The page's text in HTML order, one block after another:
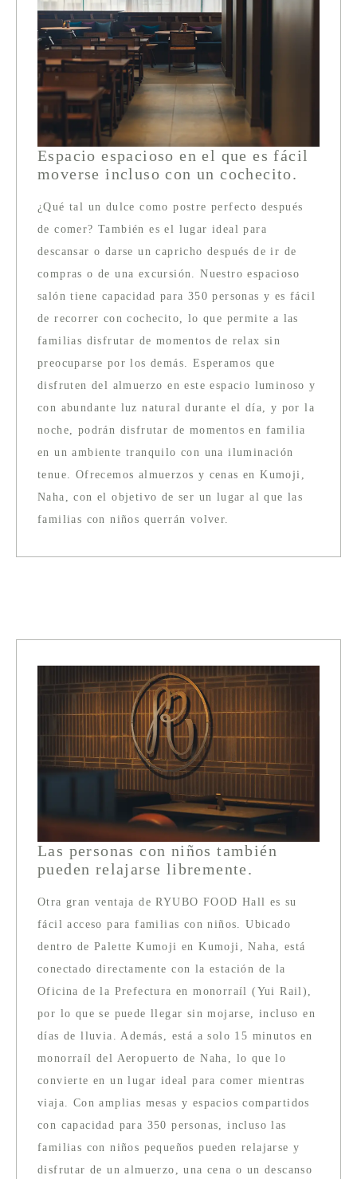
Espacio espacioso en el que es fácil
moverse incluso con un cochecito.
¿Qué tal un dulce como postre perfecto después
de comer? También es el lugar ideal para
descansar o darse un capricho después de ir de
compras o de una excursión. Nuestro espacioso
salón tiene capacidad para 350 personas y es fácil
de recorrer con cochecito, lo que permite a las
familias disfrutar de momentos de relax sin
preocuparse por los demás. Esperamos que
disfruten del almuerzo en este espacio luminoso y
con abundante luz natural durante el día, y por la
noche, podrán disfrutar de momentos en familia
en un ambiente tranquilo con una iluminación
tenue. Ofrecemos almuerzos y cenas en Kumoji,
Naha, con el objetivo de ser un lugar al que las
familias con niños querrán volver.
Las personas con niños también
pueden relajarse libremente.
Otra gran ventaja de RYUBO FOOD Hall es su
fácil acceso para familias con niños. Ubicado
dentro de Palette Kumoji en Kumoji, Naha, está
conectado directamente con la estación de la
Oficina de la Prefectura en monorraíl (Yui Rail),
por lo que se puede llegar sin mojarse, incluso en
días de lluvia. Además, está a solo 15 minutos en
monorraíl del Aeropuerto de Naha, lo que lo
convierte en un lugar ideal para comer mientras
viaja. Con amplias mesas y espacios compartidos
con capacidad para 350 personas, incluso las
familias con niños pequeños pueden relajarse y
disfrutar de un almuerzo, una cena o un descanso